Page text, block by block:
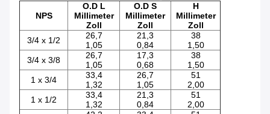
NPS
O.D L
Millimeter
Zoll
O.D S
Millimeter
Zoll
H
Millimeter
Zoll
3/4 x 1/2
26,7
1,05
21,3
0,84
38
1,50
3/4 x 3/8
26,7
1,05
17,3
0,68
38
1,50
1 x 3/4
33,4
1,32
26,7
1,05
51
2,00
1 x 1/2
33,4
1,32
21,3
0,84
51
2,00